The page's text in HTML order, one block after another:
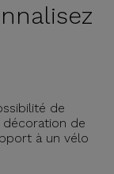
de
décoration de
à un vélo